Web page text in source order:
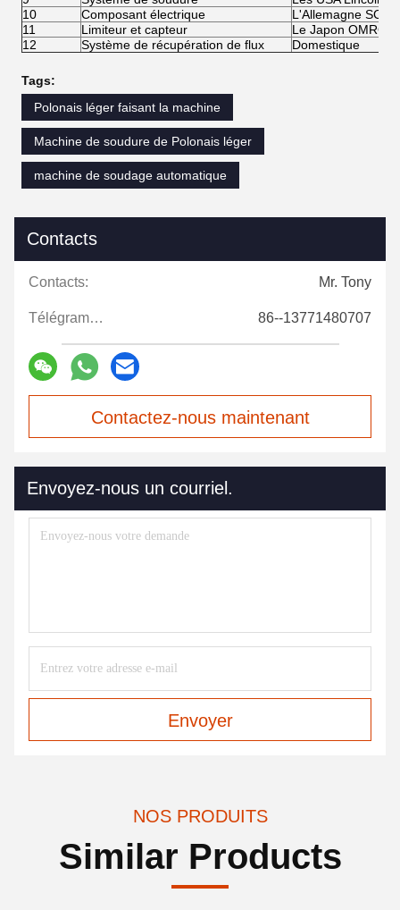
10
Composant électrique
L'Allemagne
11
Limiteur et capteur
Le Japon OMRON
12
Système de récupération de flux Domestique
Tags:
Polonais léger faisant la machine
Machine de soudure de Polonais léger
machine de soudage automatique
Contacts
Contacts: Mr. Tony
Télégramme: 86--13771480707
Contactez-nous maintenant
Envoyez-nous un courriel.
Envoyer
NOS PRODUITS
Similar Products